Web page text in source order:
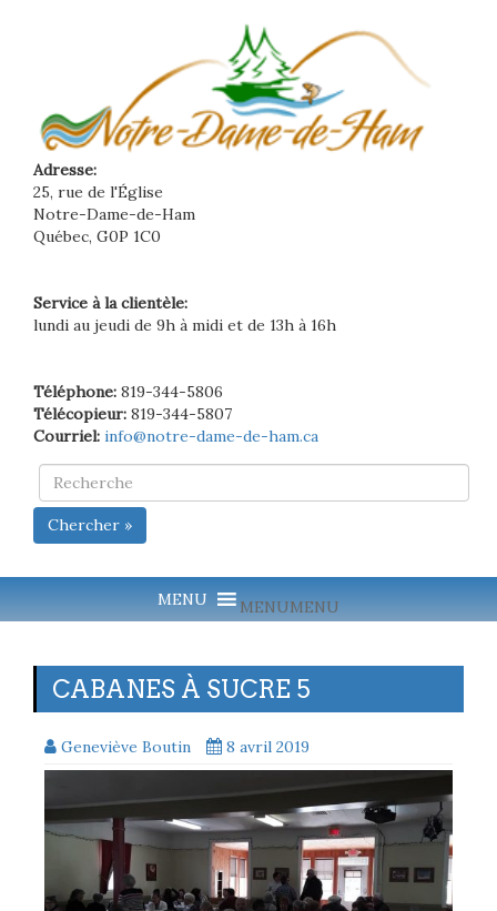
Adresse:
25, rue de l'Église
Notre-Dame-de-Ham
Québec, G0P 1C0
Service à la clientèle:
lundi au jeudi de 9h à midi et de 13h à 16h
Téléphone: 819-344-5806
Télécopieur: 819-344-5807
Courriel: info@notre-dame-de-ham.ca
Chercher »
MENUMENU
CABANES À SUCRE 5
Geneviève Boutin 8 avril 2019